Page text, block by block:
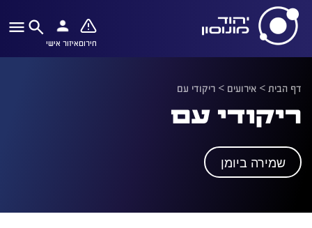
חירוםאיזור אישי
דף הבית> אירועים > ריקודי עם
ריקודי עם
שמירה ביומן